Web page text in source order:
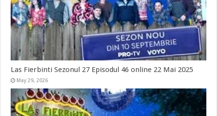
Las Fierbinti Sezonul 27 Episodul 46 online 22 Mai 2025
May 29, 2026